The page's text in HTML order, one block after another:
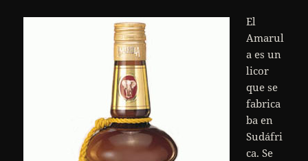
El
Amarul
a es un
licor
que se
fabrica
ba en
Sudáfri
ca. Se